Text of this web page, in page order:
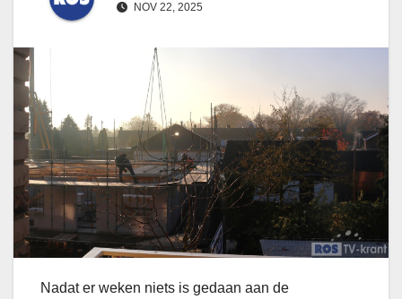
NOV 22, 2025
Nadat er weken niets is gedaan aan de